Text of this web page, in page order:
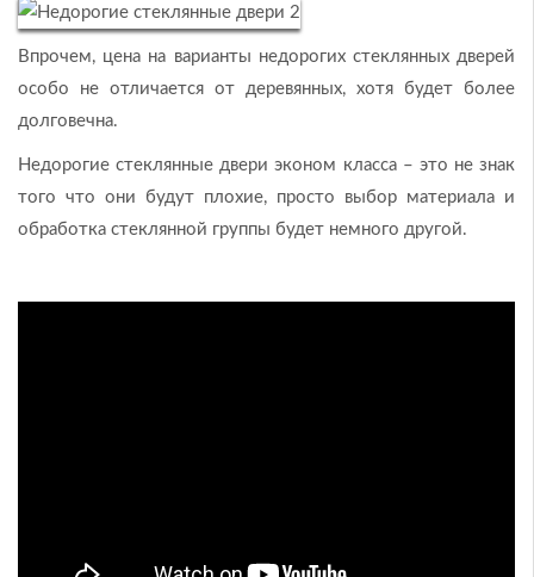
Впрочем, цена на варианты недорогих стеклянных дверей
особо не отличается от деревянных, хотя будет более
долговечна.
Недорогие стеклянные двери эконом класса – это не знак
того что они будут плохие, просто выбор материала и
обработка стеклянной группы будет немного другой.